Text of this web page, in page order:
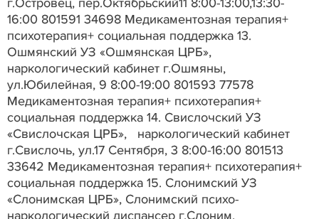
16:00 801591 34698 Медикаментозная терапия+
психотерапия+ социальная поддержка 13.
Ошмянский УЗ «Ошмянская ЦРБ»,
наркологический кабинет г.Ошмяны,
ул.Юбилейная, 9 8:00-19:00 801593 77578
Медикаментозная терапия+ психотерапия+
социальная поддержка 14. Свислочский УЗ
«Свислочская ЦРБ», наркологический кабинет
г.Свислочь, ул.17 Сентября, 3 8:00-16:00 801513
33642 Медикаментозная терапия+ психотерапия+
социальная поддержка 15. Слонимский УЗ
«Слонимская ЦРБ», Слонимский психо-
наркологический диспансер г.Слоним,